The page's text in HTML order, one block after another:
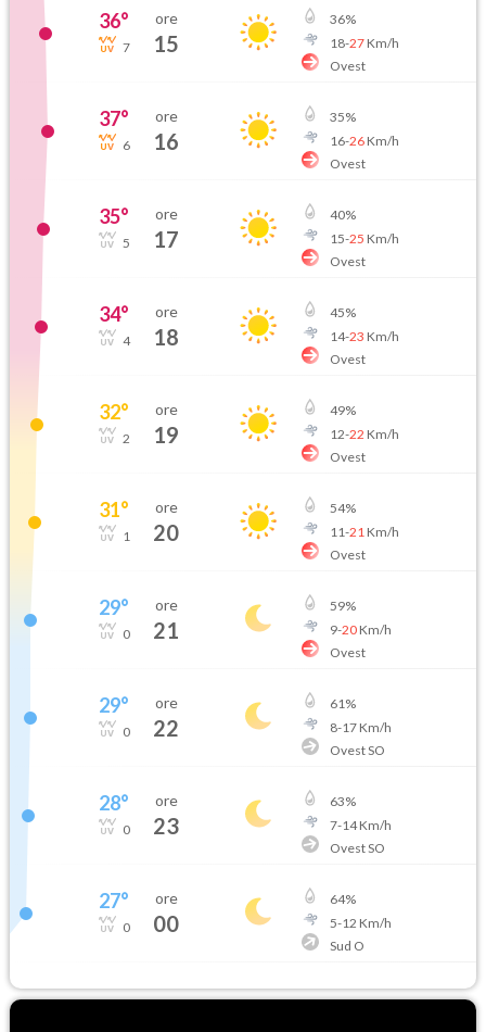
36°
7
ore
15
36%
18-27Km/h
Ovest
37°
6
ore
16
35%
16-26Km/h
Ovest
35°
5
ore
17
40%
15-25 Km/h
Ovest
34°
4
ore
18
45%
14-23 Km/h
Ovest
32°
2
ore
19
49%
12-22 Km/h
Ovest
31°
1
ore
20
54%
11-21 Km/h
Ovest
29°
0
ore
21
59%
9-20Km/h
Ovest
29°
0
ore
22
61%
8-17Km/h
Ovest SO
28°
0
ore
23
63%
7-14Km/h
Ovest SO
27°
0
ore
00
64%
5-12 Km/h
Sud O